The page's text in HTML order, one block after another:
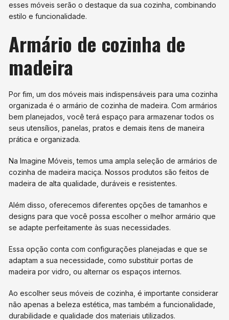
esses móveis serão o destaque da sua cozinha, combinando
estilo e funcionalidade.
Armário de cozinha de
madeira
Por fim, um dos móveis mais indispensáveis para uma cozinha
organizada é o armário de cozinha de madeira. Com armários
bem planejados, você terá espaço para armazenar todos os
seus utensílios, panelas, pratos e demais itens de maneira
prática e organizada.
Na Imagine Móveis, temos uma ampla seleção de armários de
cozinha de madeira maciça. Nossos produtos são feitos de
madeira de alta qualidade, duráveis e resistentes.
Além disso, oferecemos diferentes opções de tamanhos e
designs para que você possa escolher o melhor armário que
se adapte perfeitamente às suas necessidades.
Essa opção conta com configurações planejadas e que se
adaptam a sua necessidade, como substituir portas de
madeira por vidro, ou alternar os espaços internos.
Ao escolher seus móveis de cozinha, é importante considerar
não apenas a beleza estética, mas também a funcionalidade,
durabilidade e qualidade dos materiais utilizados.